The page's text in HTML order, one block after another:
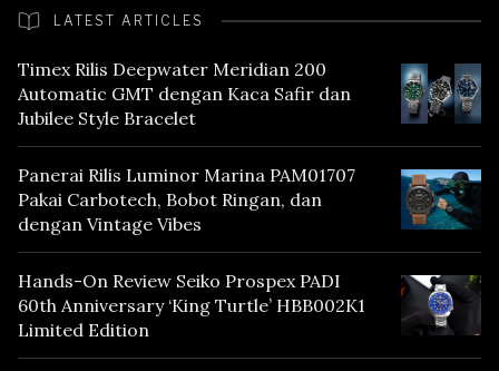
LATEST ARTICLES
Timex Rilis Deepwater Meridian 200
Automatic GMT dengan Kaca Safir dan
Jubilee Style Bracelet
Panerai Rilis Luminor Marina PAM01707
Pakai Carbotech, Bobot Ringan, dan
dengan Vintage Vibes
Hands-On Review Seiko Prospex PADI
60th Anniversary ‘King Turtle’ HBB002K1
Limited Edition